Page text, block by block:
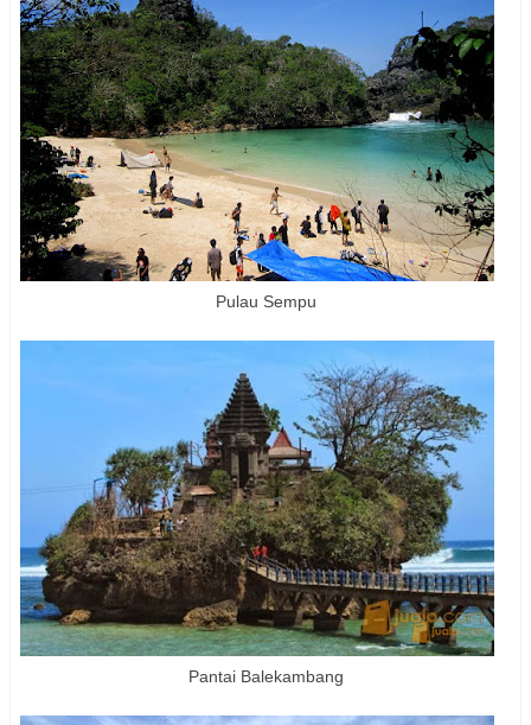
Pulau Sempu
Pantai Balekambang